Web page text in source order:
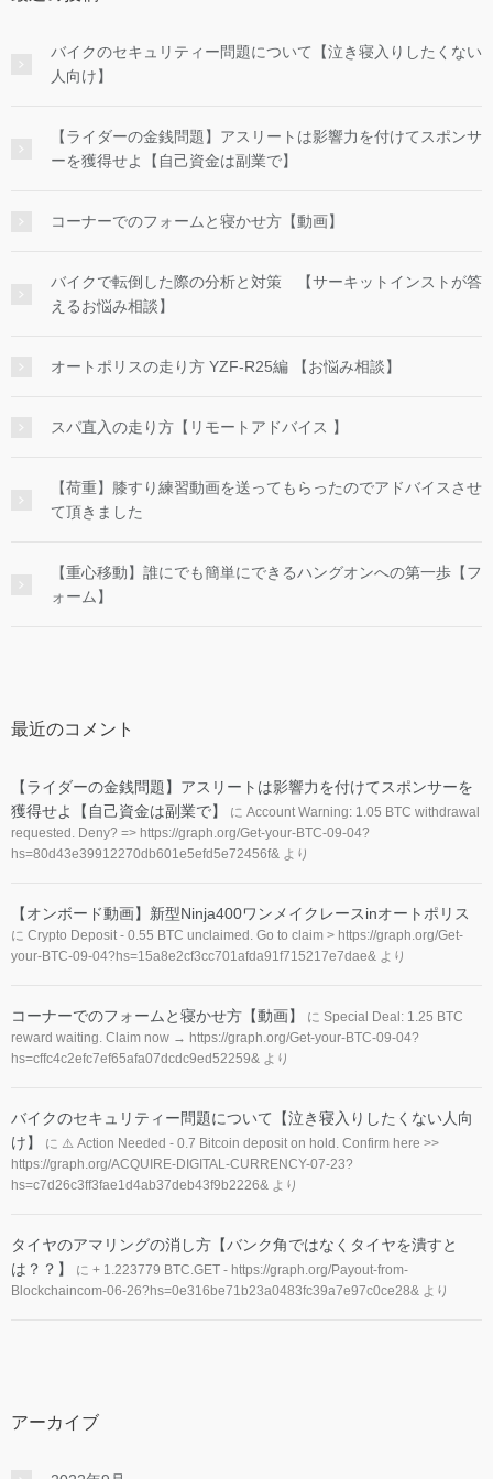
バイクのセキュリティー問題について【泣き寝入りしたくない
人向け】
【ライダーの金銭問題】アスリートは影響力を付けてスポンサ
ーを獲得せよ【自己資金は副業で】
コーナーでのフォームと寝かせ方【動画】
バイクで転倒した際の分析と対策 【サーキットインストが答
えるお悩み相談】
オートポリスの走り方 YZF-R25編 【お悩み相談】
スパ直入の走り方【リモートアドバイス 】
【荷重】膝すり練習動画を送ってもらったのでアドバイスさせ
て頂きました
【重心移動】誰にでも簡単にできるハングオンへの第一歩【フ
ォーム】
最近のコメント
【ライダーの金銭問題】アスリートは影響力を付けてスポンサーを
獲得せよ【自己資金は副業で】
に Account Warning: 1.05 BTC withdrawal
requested. Deny? => https://graph.org/Get-your-BTC-09-04?
hs=80d43e39912270db601e5efd5e72456f& より
【オンボード動画】新型Ninja400ワンメイクレースinオートポリス
に Crypto Deposit - 0.55 BTC unclaimed. Go to claim > https://graph.org/Get-
your-BTC-09-04?hs=15a8e2cf3cc701afda91f715217e7dae& より
コーナーでのフォームと寝かせ方【動画】 に Special Deal: 1.25 BTC
reward waiting. Claim now → https://graph.org/Get-your-BTC-09-04?
hs=cffc4c2efc7ef65afa07dcdc9ed52259& より
バイクのセキュリティー問題について【泣き寝入りしたくない人向
け】
に ⚠️ Action Needed - 0.7 Bitcoin deposit on hold. Confirm here >>
https://graph.org/ACQUIRE-DIGITAL-CURRENCY-07-23?
hs=c7d26c3ff3fae1d4ab37deb43f9b2226& より
タイヤのアマリングの消し方【バンク角ではなくタイヤを潰すと
は？？】
に + 1.223779 BTC.GET - https://graph.org/Payout-from-
Blockchaincom-06-26?hs=0e316be71b23a0483fc39a7e97c0ce28& より
アーカイブ